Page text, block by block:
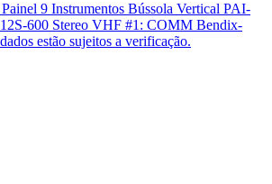
9 Instrumentos Bússola Vertical PAI-
600 Stereo VHF #1: COMM Bendix-
estão sujeitos a verificação.